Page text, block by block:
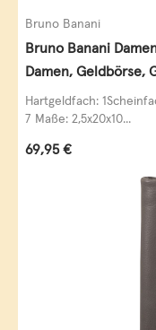
Bruno Banani
Bruno Banani
Damen, Geldbörse,
Leder
Hartgeldfach:
7 Maße: 2,5x20x10...
Regulärer Preis:
69,95 €